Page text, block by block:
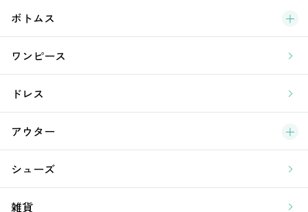
新
ラ
ア
ボトムス
ワンピース
ドレス
アウター
シューズ
雑貨